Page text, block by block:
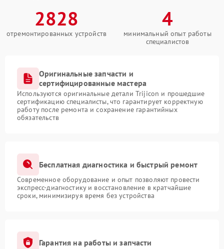
2828
отремонтированных устройств
4
минимальный опыт работы
специалистов
Оригинальные запчасти и
сертифицированные мастера
Используются оригинальные детали Trijicon и прошедшие
сертификацию специалисты, что гарантирует корректную
работу после ремонта и сохранение гарантийных
обязательств
Бесплатная диагностика и быстрый ремонт
Современное оборудование и опыт позволяют провести
экспресс-диагностику и восстановление в кратчайшие
сроки, минимизируя время без устройства
Гарантия на работы и запчасти